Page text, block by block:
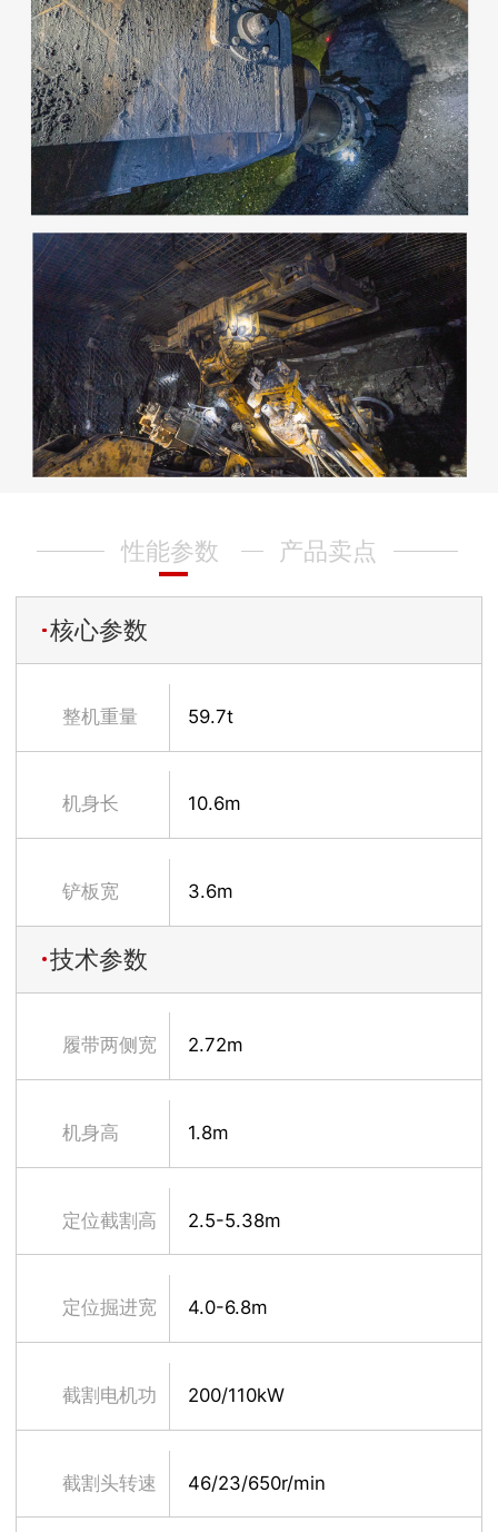
性能参数 产品卖点
核心参数
整机重量 59.7t
机身长 10.6m
铲板宽 3.6m
技术参数
履带两侧宽 2.72m
机身高 1.8m
定位截割高 2.5-5.38m
定位掘进宽 4.0-6.8m
截割电机功 200/110kW
截割头转速 46/23/650r/min